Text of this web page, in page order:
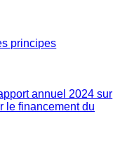
principes
annuel 2024 sur
le financement du